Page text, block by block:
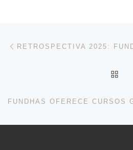
Navegação do post